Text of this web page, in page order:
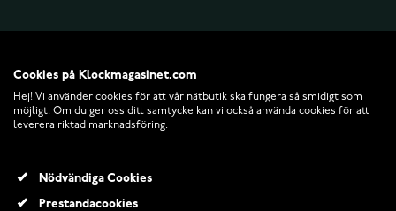
Cookies på Klockmagasinet.com
Hej! Vi använder cookies för att vår nätbutik ska fungera så smidigt som
möjligt. Om du ger oss ditt samtycke kan vi också använda cookies för att
leverera riktad marknadsföring.
Nödvändiga Cookies
Prestandacookies